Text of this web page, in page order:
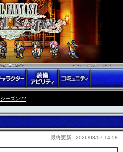
シーズン22
最終更新 : 2026/08/07 14:58